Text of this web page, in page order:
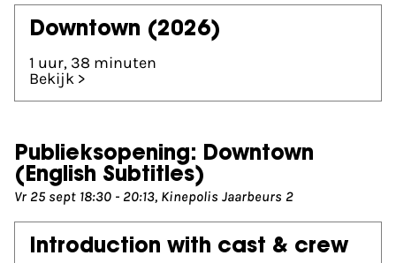
Downtown (2026)
1 uur, 38 minuten
Bekijk >
Publieksopening: Downtown
(English Subtitles)
Vr 25 sept 18:30 - 20:13, Kinepolis Jaarbeurs 2
Introduction with cast & crew